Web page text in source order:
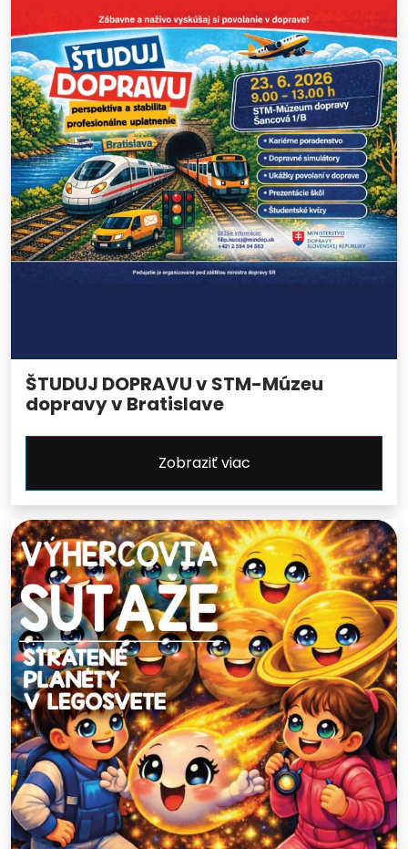
ŠTUDUJ DOPRAVU v STM-Múzeu
dopravy v Bratislave
Zobraziť viac